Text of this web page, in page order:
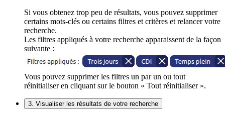
Si vous obtenez trop peu de résultats, vous pouvez supprimer
certains mots-clés ou certains filtres et critères et relancer votre
recherche.
Les filtres appliqués à votre recherche apparaissent de la façon
suivante :
Vous pouvez supprimer les filtres un par un ou tout
réinitialiser en cliquant sur le bouton « Tout réinitialiser ».
3. Visualiser les résultats de votre recherche